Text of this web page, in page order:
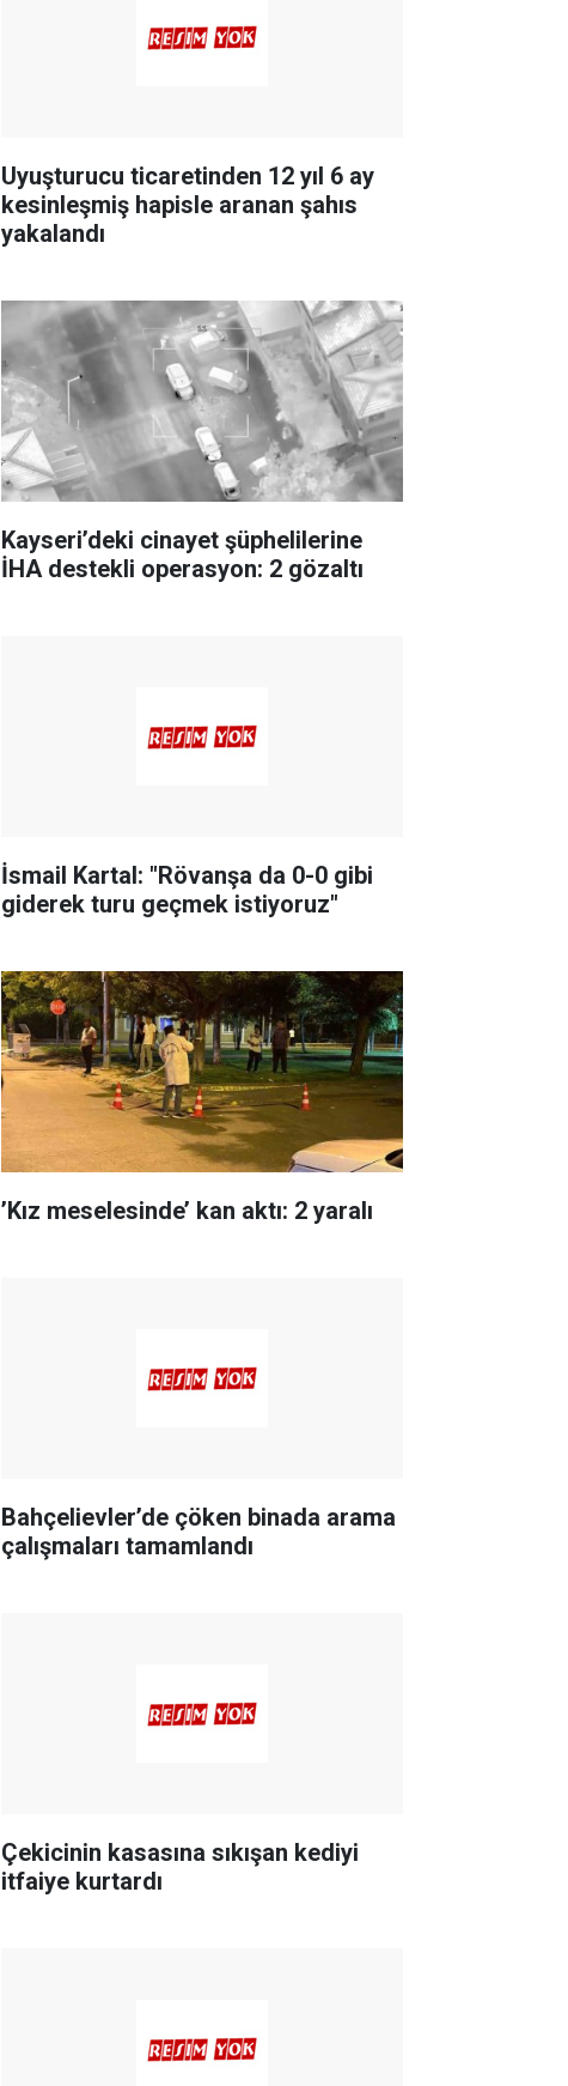
Uyuşturucu ticaretinden 12 yıl 6 ay
kesinleşmiş hapisle aranan şahıs
yakalandı
Kayseri’deki cinayet şüphelilerine
İHA destekli operasyon: 2 gözaltı
İsmail Kartal: "Rövanşa da 0-0 gibi
giderek turu geçmek istiyoruz"
’Kız meselesinde’ kan aktı: 2 yaralı
Bahçelievler’de çöken binada arama
çalışmaları tamamlandı
Çekicinin kasasına sıkışan kediyi
itfaiye kurtardı